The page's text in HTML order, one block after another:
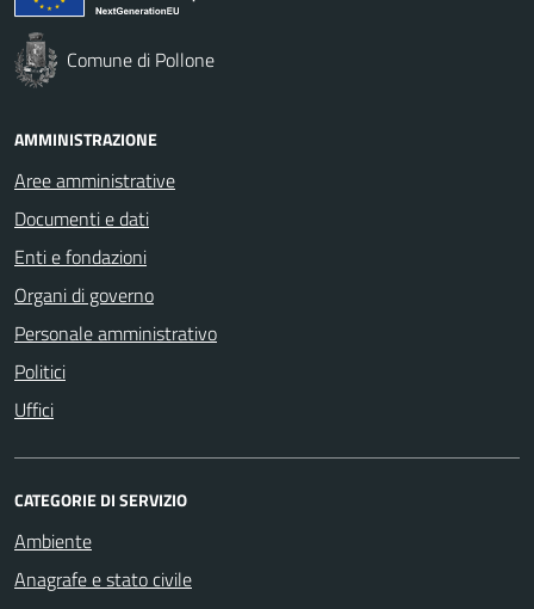
Comune di Pollone
AMMINISTRAZIONE
Aree amministrative
Documenti e dati
Enti e fondazioni
Organi di governo
Personale amministrativo
Politici
Uffici
CATEGORIE DI SERVIZIO
Ambiente
Anagrafe e stato civile